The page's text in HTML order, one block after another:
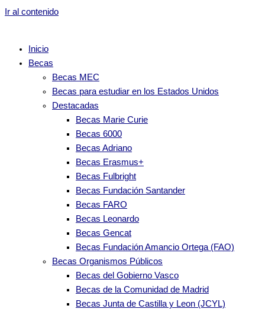
Ir al contenido
Inicio
Becas
Becas MEC
Becas para estudiar en los Estados Unidos
Destacadas
Becas Marie Curie
Becas 6000
Becas Adriano
Becas Erasmus+
Becas Fulbright
Becas Fundación Santander
Becas FARO
Becas Leonardo
Becas Gencat
Becas Fundación Amancio Ortega (FAO)
Becas Organismos Públicos
Becas del Gobierno Vasco
Becas de la Comunidad de Madrid
Becas Junta de Castilla y Leon (JCYL)